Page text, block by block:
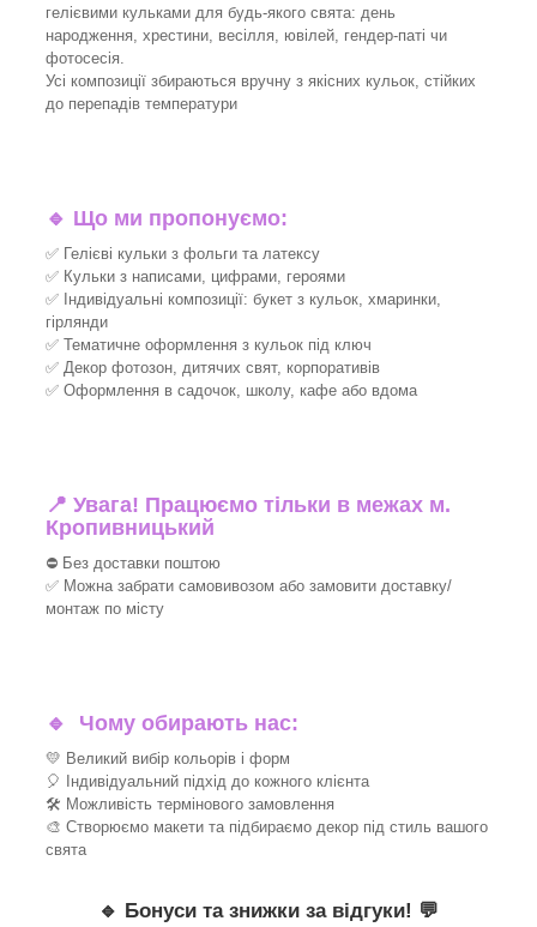
гелієвими кульками для будь-якого свята: день
народження, хрестини, весілля, ювілей, гендер-паті чи
фотосесія.
Усі композиції збираються вручну з якісних кульок, стійких
до перепадів температури
🔹 Що ми пропонуємо:
✅ Гелієві кульки з фольги та латексу
✅ Кульки з написами, цифрами, героями
✅ Індивідуальні композиції: букет з кульок, хмаринки,
гірлянди
✅ Тематичне оформлення з кульок під ключ
✅ Декор фотозон, дитячих свят, корпоративів
✅ Оформлення в садочок, школу, кафе або вдома
📍 Увага! Працюємо тільки в межах м.
Кропивницький
⛔ Без доставки поштою
✅ Можна забрати самовивозом або замовити доставку/
монтаж по місту
🔹 Чому обирають нас:
💛 Великий вибір кольорів і форм
🎈 Індивідуальний підхід до кожного клієнта
🛠 Можливість термінового замовлення
🎨 Створюємо макети та підбираємо декор під стиль вашого
свята
🔹 Бонуси та знижки за відгуки! 💬